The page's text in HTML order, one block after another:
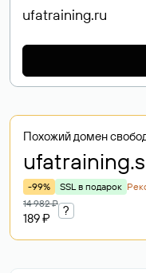
Похожий домен
ufatraining
-99% SSL в подарок
14 982 ₽
189 ₽
?